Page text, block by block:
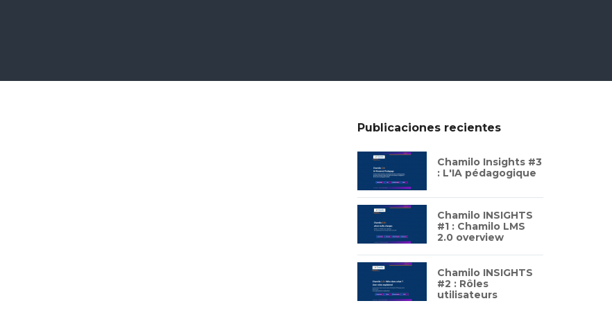
Publicaciones recientes
Chamilo Insights #3
: L'IA pédagogique
Chamilo INSIGHTS
#1 : Chamilo LMS
2.0 overview
Chamilo INSIGHTS
#2 : Rôles
utilisateurs